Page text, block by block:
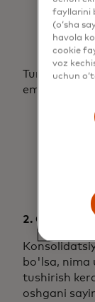
ichki
Turli xil
emas - bu
Bu
2. O'zaro
bo'lsa, nima
tushirish
oshgani
fayllarini
(o‘sha
havola
cookie
voz
uchun